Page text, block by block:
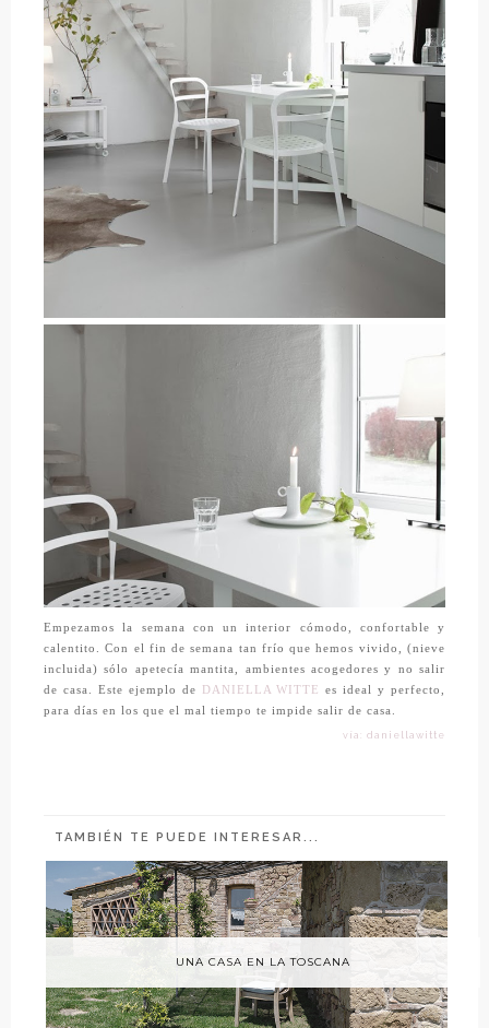
Empezamos la semana con un interior cómodo, confortable y
calentito. Con el fin de semana tan frío que hemos vivido, (nieve
incluida) sólo apetecía mantita, ambientes acogedores y no salir
de casa. Este ejemplo de
DANIELLA WITTE
es ideal y perfecto,
para días en los que el mal tiempo te impide salir de casa.
vía: daniellawitte
TAMBIÉN TE PUEDE INTERESAR...
UNA CASA EN LA TOSCANA